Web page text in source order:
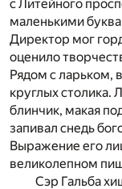
с Литейного
маленькими
Директор мог
оценило
Рядом с ларьком,
круглых столика.
блинчик, макая
запивал снедь
Выражение его
великолепном
Сэр Гальба